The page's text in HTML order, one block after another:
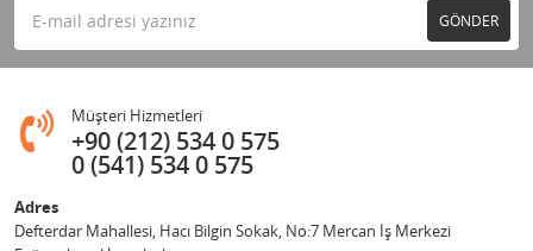
GÖNDER
Müşteri Hizmetleri
+90 (212) 534 0 575
0 (541) 534 0 575
Adres
Defterdar Mahallesi, Hacı Bilgin Sokak, No:7 Mercan İş Merkezi